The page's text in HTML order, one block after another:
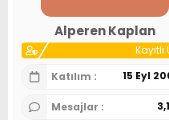
h
i
Alperen Kaplan
Kayıtlı
Katılım
15 Eyl
Mesajlar